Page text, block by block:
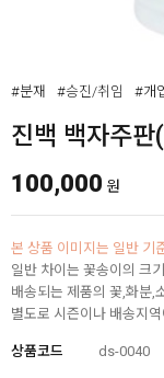
#분재 #승진/취임 #개
진백 백자주판
100,000 원
본 상품 이미지는 일반 기
일반 차이는 꽃송이의 크
배송되는 제품의 꽃,화분,
별도로 시즌이나 배송지
상품코드 ds-0040